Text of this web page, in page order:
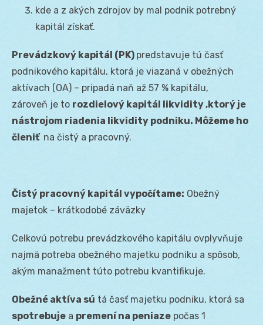
kde a z akých zdrojov by mal podnik potrebný
kapitál získať.
Prevádzkový kapitál (PK) predstavuje tú časť
podnikového kapitálu, ktorá je viazaná v obežných
aktívach (OA) – pripadá naň až 57 % kapitálu,
zároveň je to rozdielový kapitál likvidity ,ktorý je
nástrojom riadenia likvidity podniku. Môžeme ho
členiť na čistý a pracovný.
Čistý pracovný kapitál vypočítame: Obežný
majetok – krátkodobé záväzky
Celkovú potrebu prevádzkového kapitálu ovplyvňuje
najmä potreba obežného majetku podniku a spôsob,
akým manažment túto potrebu kvantifikuje.
Obežné aktíva sú tá časť majetku podniku, ktorá sa
spotrebuje a premení na peniaze počas 1